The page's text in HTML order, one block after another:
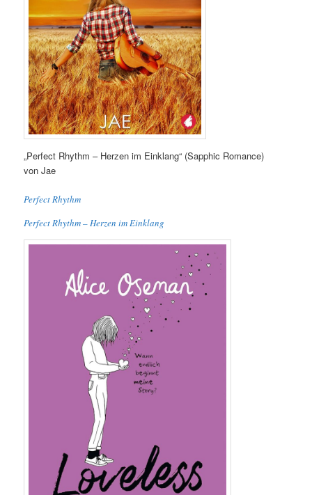
„Perfect Rhythm – Herzen im Einklang“ (Sapphic Romance)
von Jae
Perfect Rhythm
Perfect Rhythm – Herzen im Einklang